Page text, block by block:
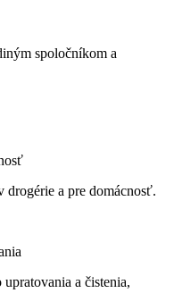
spoločníkom a
drogérie a pre domácnosť.
a čistenia,